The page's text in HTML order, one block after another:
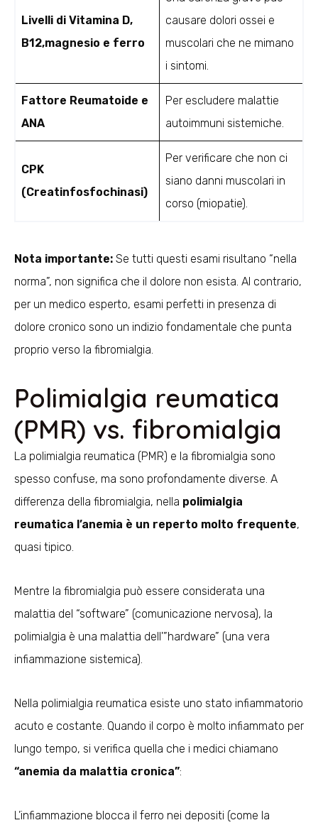
Livelli di Vitamina D,
B12,magnesio e ferro
causare dolori ossei e
muscolari che ne mimano
i sintomi.
Fattore Reumatoide e
ANA
Per escludere malattie
autoimmuni sistemiche.
CPK
(Creatinfosfochinasi)
Per verificare che non ci
siano danni muscolari in
corso (miopatie).
Nota importante: Se tutti questi esami risultano “nella
norma”, non significa che il dolore non esista. Al contrario,
per un medico esperto, esami perfetti in presenza di
dolore cronico sono un indizio fondamentale che punta
proprio verso la fibromialgia.
Polimialgia reumatica
(PMR) vs. fibromialgia
La polimialgia reumatica (PMR) e la fibromialgia sono
spesso confuse, ma sono profondamente diverse. A
differenza della fibromialgia, nella polimialgia
reumatica l’anemia è un reperto molto frequente,
quasi tipico.
Mentre la fibromialgia può essere considerata una
malattia del “software” (comunicazione nervosa), la
polimialgia è una malattia dell'”hardware” (una vera
infiammazione sistemica).
Nella polimialgia reumatica esiste uno stato infiammatorio
acuto e costante. Quando il corpo è molto infiammato per
lungo tempo, si verifica quella che i medici chiamano
“anemia da malattia cronica”:
L’infiammazione blocca il ferro nei depositi (come la